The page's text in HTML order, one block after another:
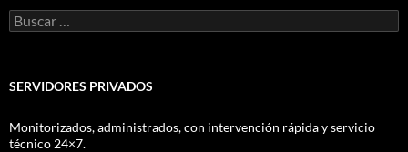
Buscar:
SERVIDORES PRIVADOS
Monitorizados, administrados, con intervención rápida y servicio
técnico 24×7.